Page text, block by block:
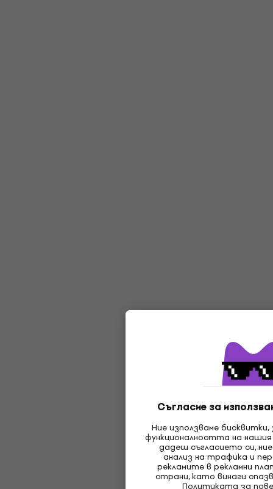
Съгласие за
Ние използваме
функционалността на
дадеш съгласието си,
анализ на трафика и
рекламите в рекламни
страни, като винаги
Политиката за